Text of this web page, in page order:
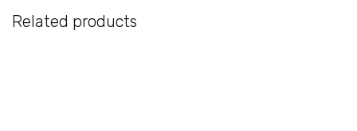
Related products